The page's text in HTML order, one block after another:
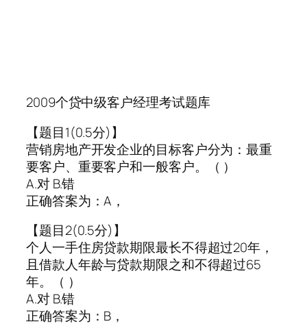
2009个贷中级客户经理考试题库
【题目1(0.5分)】
营销房地产开发企业的目标客户分为：最重
要客户、重要客户和一般客户。（ ）
A.对 B.错
正确答案为：A，
【题目2(0.5分)】
个人一手住房贷款期限最长不得超过20年，
且借款人年龄与贷款期限之和不得超过65
年。（ ）
A.对 B.错
正确答案为：B，